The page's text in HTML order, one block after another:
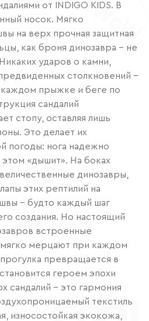
от INDIGO KIDS. В
носок. Мягко
на верх прочная защитная
как броня динозавра – не
ударов о камни,
столкновений –
каждом прыжке и беге по
сандалий
стопу, оставляя лишь
Это делает их
погоды: нога надежно
«дышит». На боках
динозавры,
этих рептилий на
– будто каждый шаг
создания. Но настоящий
встроенные
мерцают при каждом
превращается в
героем эпохи
сандалий – это гармония
текстиль
износостойкая экокожа,